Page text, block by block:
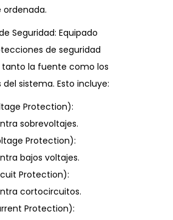
Seguridad: Equipado
de seguridad
la fuente como los
sistema. Esto incluye:
Protection):
sobrevoltajes.
Protection):
bajos voltajes.
Protection):
cortocircuitos.
Protection):